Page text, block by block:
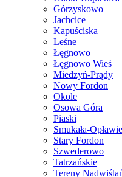
Górzyskowo
Jachcice
Kapuściska
Leśne
Łęgnowo
Łęgnowo Wieś
Miedzyń-Prądy
Nowy Fordon
Okole
Osowa Góra
Piaski
Smukała-
Stary Fordon
Szwederowo
Tatrzańskie
Tereny